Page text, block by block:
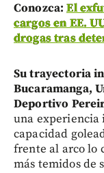
Conozca:El
cargos en EE.
drogas tras
Su trayectoria
Bucaramanga,
Deportivo
una experiencia
capacidad
frente al arco lo
más temidos de